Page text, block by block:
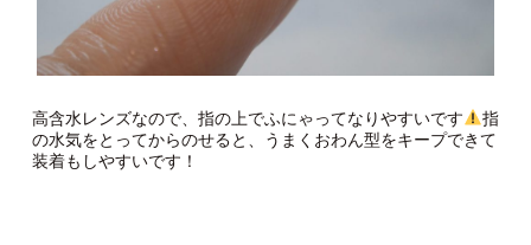
高含水レンズなので、指の上でふにゃってなりやすいです
指
の水気をとってからのせると、うまくおわん型をキープできて
装着もしやすいです！